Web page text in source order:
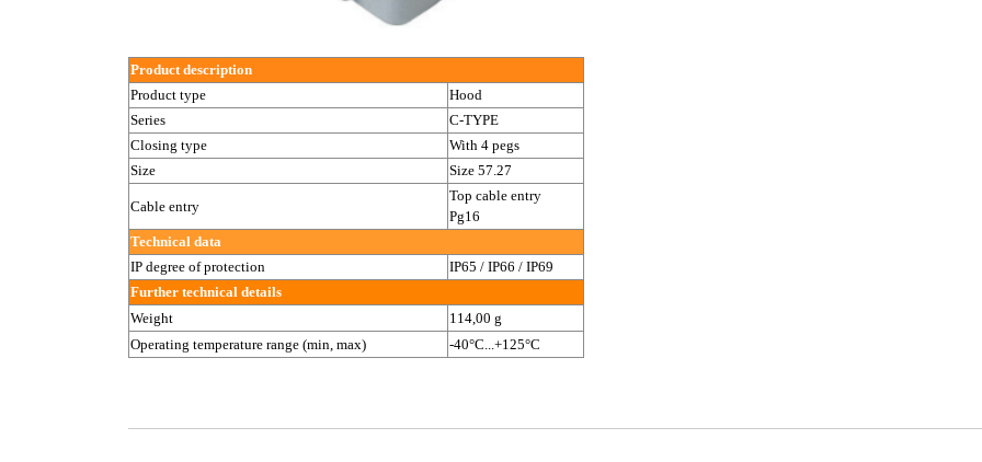
Product description
Product type
Hood
Series
C-TYPE
Closing type
With 4 pegs
Size
Size 57.27
Cable entry
Top cable entry
Pg16
Technical data
IP degree of protection
IP65 / IP66 / IP69
Further technical details
Weight
114,00 g
Operating temperature range (min, max)
-40°C...+125°C